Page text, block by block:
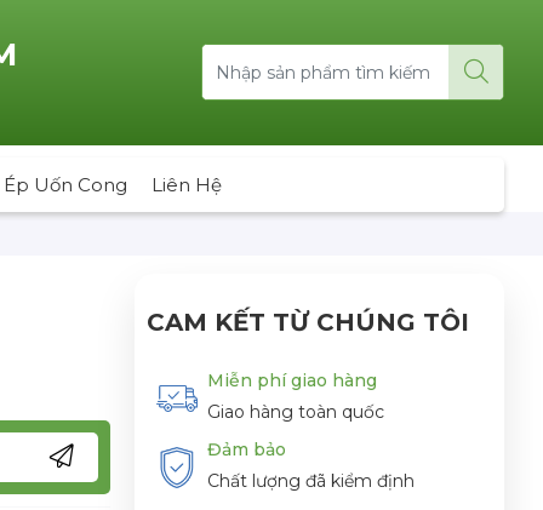
Ép Uốn Cong Liên Hệ
CAM KẾT TỪ CHÚNG TÔI
Miễn phí giao hàng
Giao hàng toàn quốc
Đảm bảo
Chất lượng đã kiểm định